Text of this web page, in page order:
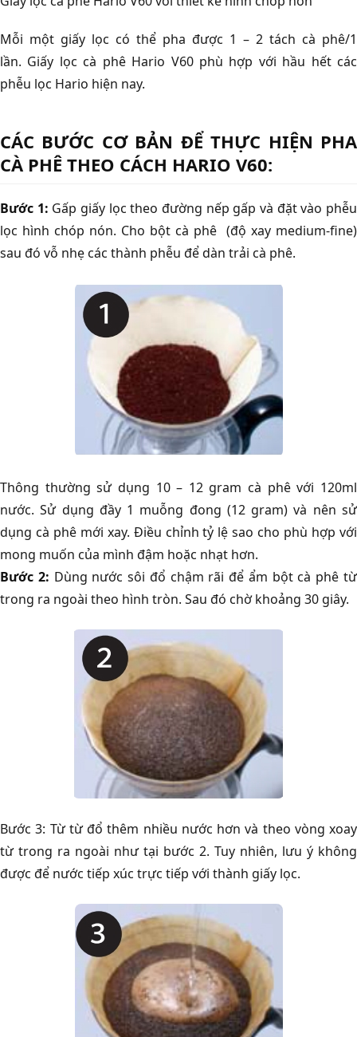
Mỗi một giấy lọc có thể pha được 1 – 2 tách cà phê/1
lần. Giấy lọc cà phê Hario V60 phù hợp với hầu hết các
phễu lọc Hario hiện nay.
CÁC BƯỚC CƠ BẢN ĐỂ THỰC HIỆN PHA
CÀ PHÊ THEO CÁCH HARIO V60:
Bước 1: Gấp giấy lọc theo đường nếp gấp và đặt vào phễu
lọc hình chóp nón. Cho bột cà phê (độ xay medium-fine)
sau đó vỗ nhẹ các thành phễu để dàn trải cà phê.
Thông thường sử dụng 10 – 12 gram cà phê với 120ml
nước. Sử dụng đầy 1 muỗng đong (12 gram) và nên sử
dụng cà phê mới xay. Điều chỉnh tỷ lệ sao cho phù hợp với
mong muốn của mình đậm hoặc nhạt hơn.
Bước 2: Dùng nước sôi đổ chậm rãi để ẩm bột cà phê từ
trong ra ngoài theo hình tròn. Sau đó chờ khoảng 30 giây.
Bước 3: Từ từ đổ thêm nhiều nước hơn và theo vòng xoay
từ trong ra ngoài như tại bước 2. Tuy nhiên, lưu ý không
được để nước tiếp xúc trực tiếp với thành giấy lọc.